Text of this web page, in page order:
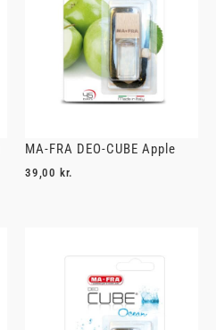
MA-FRA DEO-CUBE Apple
39,00 kr.